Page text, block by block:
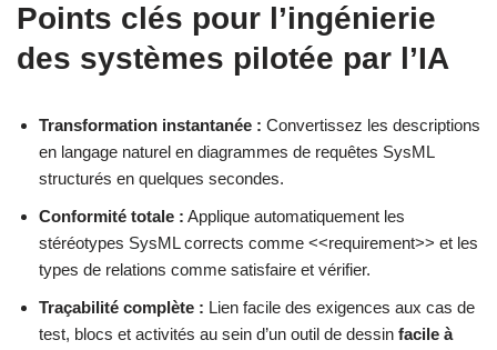
Points clés pour l’ingénierie
des systèmes pilotée par l’IA
Transformation instantanée : Convertissez les descriptions
en langage naturel en diagrammes de requêtes SysML
structurés en quelques secondes.
Conformité totale : Applique automatiquement les
stéréotypes SysML corrects comme <<requirement>> et les
types de relations comme satisfaire et vérifier.
Traçabilité complète : Lien facile des exigences aux cas de
test, blocs et activités au sein d’un outil de dessin facile à